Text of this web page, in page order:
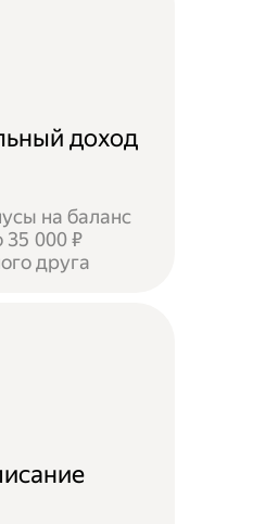
доход
на баланс
35 000 ₽
друга